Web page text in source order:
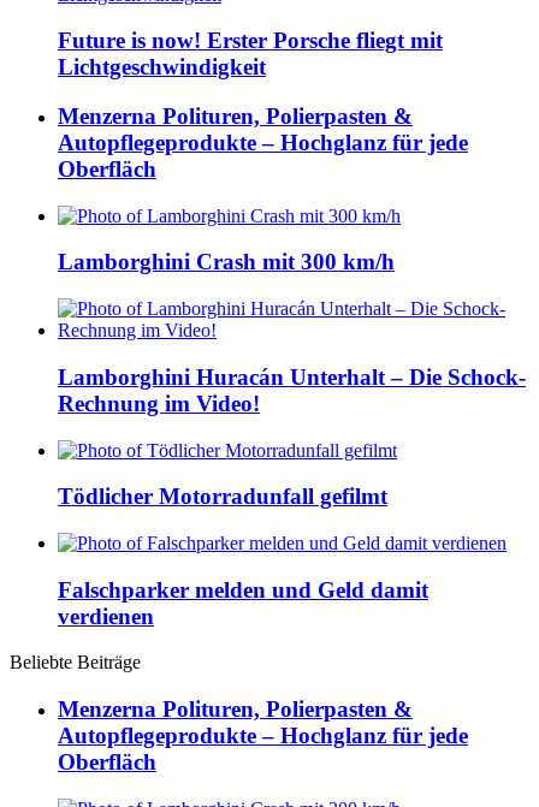
Future is now! Erster Porsche fliegt mit
Lichtgeschwindigkeit
Menzerna Polituren, Polierpasten &
Autopflegeprodukte – Hochglanz für jede
Oberfläch
Lamborghini Crash mit 300 km/h
Lamborghini Huracán Unterhalt – Die Schock-
Rechnung im Video!
Tödlicher Motorradunfall gefilmt
Falschparker melden und Geld damit
verdienen
Beliebte Beiträge
Menzerna Polituren, Polierpasten &
Autopflegeprodukte – Hochglanz für jede
Oberfläch